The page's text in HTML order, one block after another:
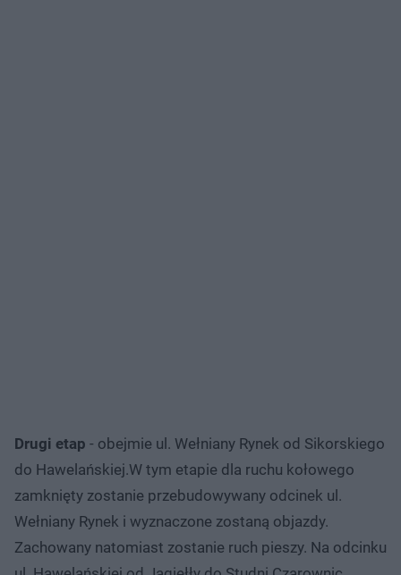
Drugi etap - obejmie ul. Wełniany Rynek od Sikorskiego
do Hawelańskiej.W tym etapie dla ruchu kołowego
zamknięty zostanie przebudowywany odcinek ul.
Wełniany Rynek i wyznaczone zostaną objazdy.
Zachowany natomiast zostanie ruch pieszy. Na odcinku